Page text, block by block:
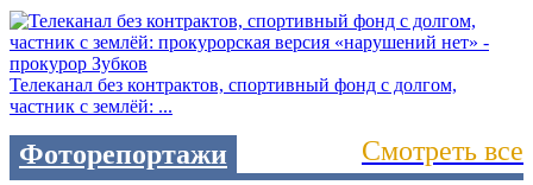
Телеканал без контрактов, спортивный фонд с долгом,
частник с землёй: ...
Фоторепортажи Смотреть все